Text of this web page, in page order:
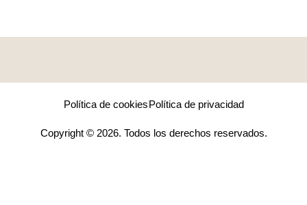
Política de cookiesPolítica de privacidad
Copyright © 2026. Todos los derechos reservados.